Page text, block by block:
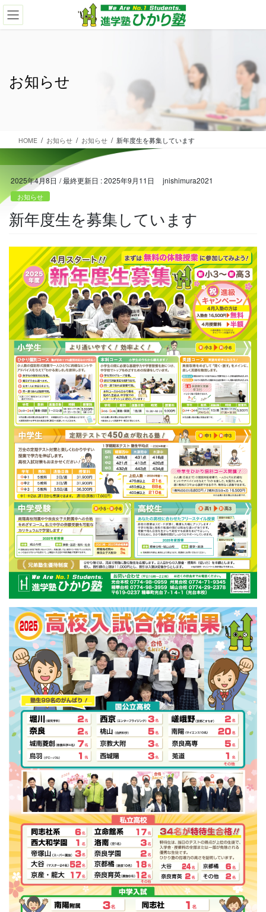
コ
ン
ナ
ビ
お知らせ
HOME お知らせ お知らせ 新年度生を募集しています
2025年4月8日 / 最終更新日 :2025年9月11日 jnishimura2021
お知らせ
新年度生を募集しています